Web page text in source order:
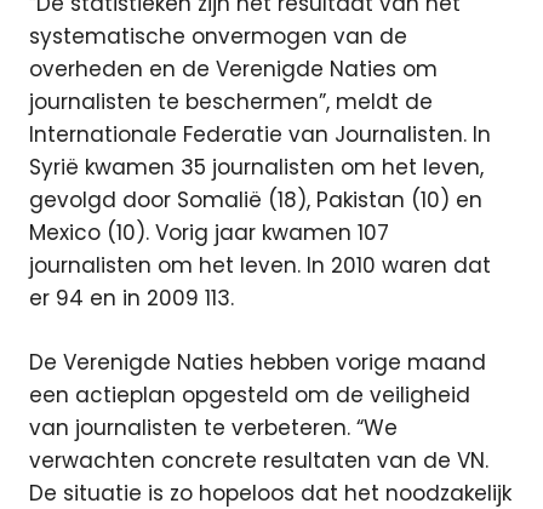
systematische onvermogen van de
overheden en de Verenigde Naties om
journalisten te beschermen”, meldt de
Internationale Federatie van Journalisten. In
Syrië kwamen 35 journalisten om het leven,
gevolgd door Somalië (18), Pakistan (10) en
Mexico (10). Vorig jaar kwamen 107
journalisten om het leven. In 2010 waren dat
er 94 en in 2009 113.
De Verenigde Naties hebben vorige maand
een actieplan opgesteld om de veiligheid
van journalisten te verbeteren. “We
verwachten concrete resultaten van de VN.
De situatie is zo hopeloos dat het noodzakelijk